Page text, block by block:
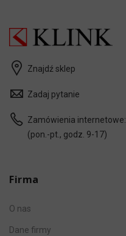
Znajdź sklep
Zadaj pytanie
Zamówienia internetowe:
(pon.-pt., godz. 9-17)
Firma
O nas
Dane firmy